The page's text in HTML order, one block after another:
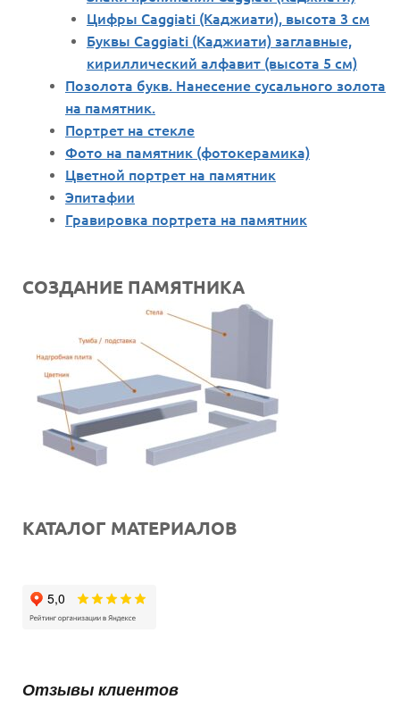
Цифры Caggiati (Каджиати), высота 3 см
Буквы Caggiati (Каджиати) заглавные,
кириллический алфавит (высота 5 см)
Позолота букв. Нанесение сусального золота
на памятник.
Портрет на стекле
Фото на памятник (фотокерамика)
Цветной портрет на памятник
Эпитафии
Гравировка портрета на памятник
СОЗДАНИЕ ПАМЯТНИКА
КАТАЛОГ МАТЕРИАЛОВ
Отзывы клиентов